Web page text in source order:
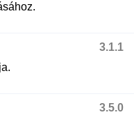
3.1.1
3.5.0